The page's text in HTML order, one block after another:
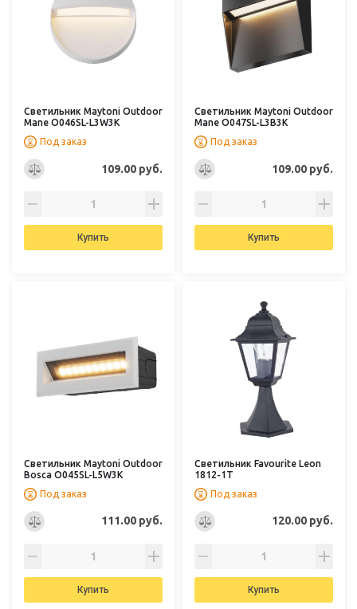
Светильник Maytoni Outdoor
Mane O046SL-L3W3K
Под заказ
109.00 руб.
Купить
Светильник Maytoni Outdoor
Mane O047SL-L3B3K
Под заказ
109.00 руб.
Купить
Светильник Maytoni Outdoor
Bosca O045SL-L5W3K
Под заказ
111.00 руб.
Купить
Светильник Favourite Leon
1812-1T
Под заказ
120.00 руб.
Купить